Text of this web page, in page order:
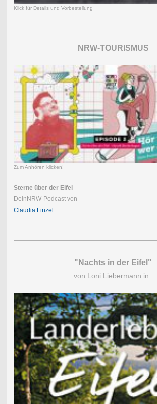
Klick für Details und Vorbestellung
NRW-TOURISMUS
Zum Anhören klicken!
Sterne über der Eifel
DeinNRW-Podcast von
Claudia Linzel
"Nachts in der Eifel"
von Loni Liebermann in: